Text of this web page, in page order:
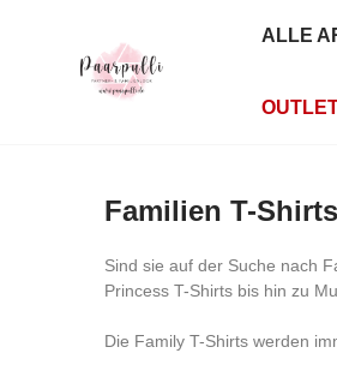
ALLE
Familien T-Shirts
Sind sie auf der Suche nach
Princess T-Shirts bis hin zu
Die Family T-Shirts werden